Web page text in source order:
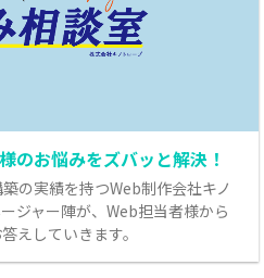
のお悩みをズバッと解決！
の実績を持つWeb制作会社キノ
ジャー陣が、Web担当者様から
えしていきます。